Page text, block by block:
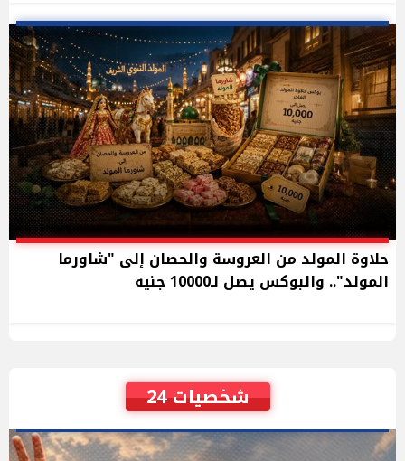
حلاوة المولد من العروسة والحصان إلى "شاورما
المولد".. والبوكس يصل لـ10000 جنيه
شخصيات 24